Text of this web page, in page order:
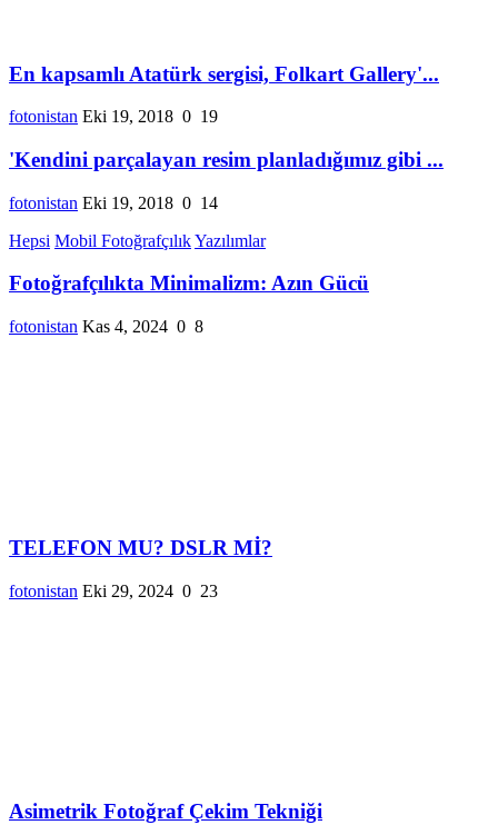
En kapsamlı Atatürk sergisi, Folkart Gallery'...
fotonistan Eki 19, 2018 0 19
'Kendini parçalayan resim planladığımız gibi ...
fotonistan Eki 19, 2018 0 14
Hepsi Mobil FotoğrafçılıkYazılımlar
Fotoğrafçılıkta Minimalizm: Azın Gücü
fotonistan Kas 4, 2024 0 8
TELEFON MU? DSLR Mİ?
fotonistan Eki 29, 2024 0 23
Asimetrik Fotoğraf Çekim Tekniği